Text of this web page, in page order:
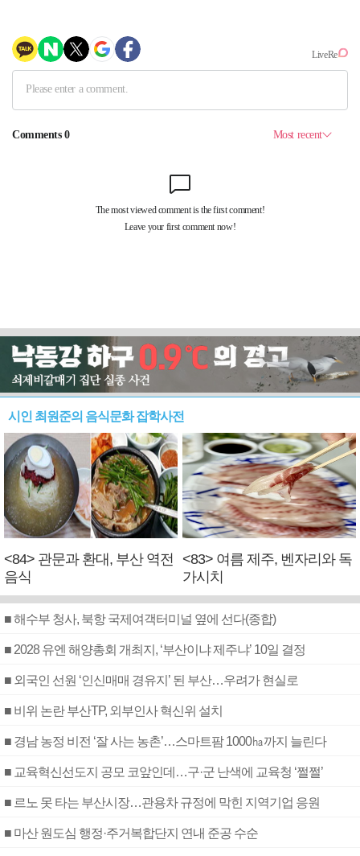
시인 최원준의 음식문화 잡학사전
<84> 관문과 환대, 부산 역전
음식
<83> 여름 제주, 벤자리와 독
가시치
■ 해수부 청사, 북항 국제여객터미널 옆에 선다(종합)
■ 2028 유엔 해양총회 개최지, ‘부산이냐 제주냐’ 10일 결정
■ 외국인 선원 ‘인신매매 경유지’ 된 부산…우려가 현실로
■ 비위 논란 부산TP, 외부인사 혁신위 설치
■ 경남 농정 비전 ‘잘 사는 농촌’…스마트팜 1000㏊까지 늘린다
■ 교육혁신선도지 공모 코앞인데…구·군 난색에 교육청 ‘쩔쩔’
■ 르노 못 타는 부산시장…관용차 규정에 막힌 지역기업 응원
■ 마산 원도심 행정·주거복합단지 연내 준공 수순